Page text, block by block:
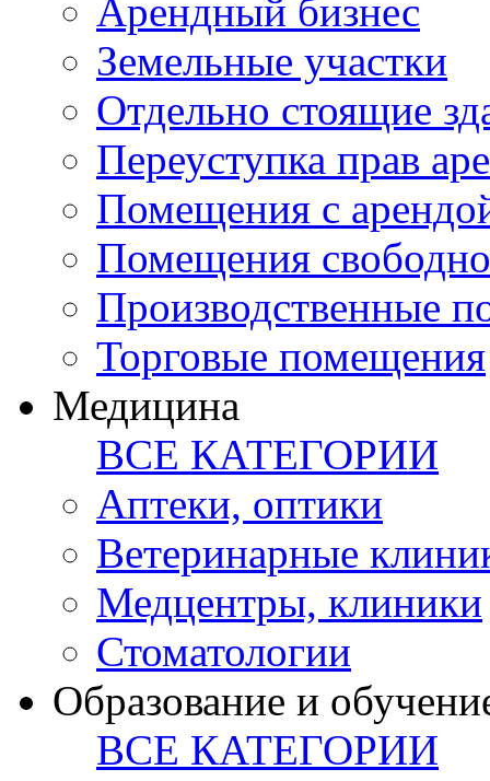
Арендный бизнес
Земельные участки
Отдельно стоящие
Переуступка прав
Помещения с
Помещения
Производственные
Торговые помещения
Медицина
ВСЕ КАТЕГОРИИ
Аптеки, оптики
Ветеринарные
Медцентры, клиники
Стоматологии
Образование и
ВСЕ КАТЕГОРИИ